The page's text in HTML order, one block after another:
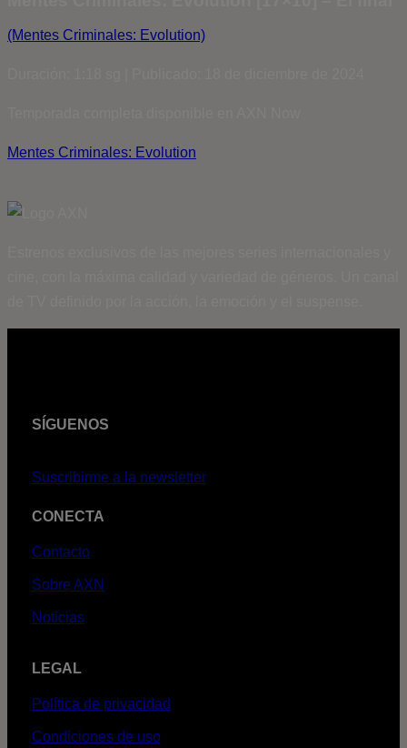
(Mentes Criminales: Evolution)
Mentes Criminales: Evolution
SÍGUENOS
Suscribirme a la newsletter
CONECTA
Contacto
Sobre AXN
Noticias
LEGAL
Política de privacidad
Condiciones de uso